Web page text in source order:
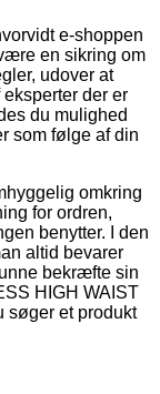
e-shoppen
en sikring om
udover at
der er
du mulighed
som følge af din
omkring
for ordren,
benytter. I den
altid bevarer
bekræfte sin
HIGH WAIST
søger et produkt